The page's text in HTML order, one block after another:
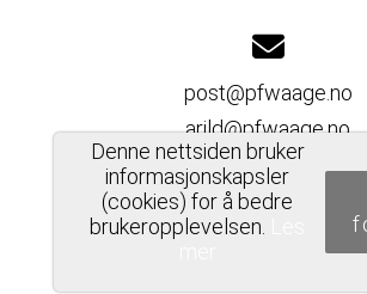
post@pfwaage.no
arild@pfwaage.no
Denne nettsiden bruker
informasjonskapsler
(cookies) for å bedre
brukeropplevelsen.